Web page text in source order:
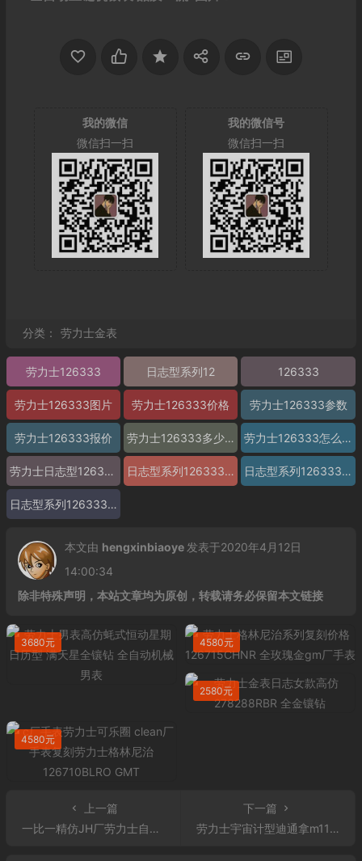
我的微信
微信扫一扫
我的微信号
微信扫一扫
分类： 劳力士金表
劳力士126333 日志型系列12 126333
劳力士126333图片 劳力士126333价格 劳力士126333参数
劳力士126333报价 劳力士126333多少钱 劳力士126333怎么样
劳力士日志型126333 精仿劳力士126333 高仿劳力士126333 复刻劳力士126333 a货劳力士126333 超a劳力士126333 一比一精仿劳力士126333 一比一高仿劳力士126333 日志型系列126333 日志型系列126333图片 日志型系列126333价格
日志型系列126333参数
本文由 hengxinbiaoye 发表于2020年4月12日
14:00:34
除非特殊声明，本站文章均为原创，转载请务必保留本文链接
3680元 4580元
2580元
4580元
上一篇
一比一精仿JH厂劳力士自动机械男表 劳力士JH厂宇宙计型迪通拿
下一篇
劳力士宇宙计型迪通拿m116519ln-0022 【JH厂】复刻劳力士迪通拿机械表